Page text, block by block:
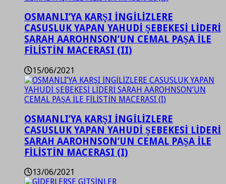
OSMANLI’YA KARŞI İNGİLİZLERE
CASUSLUK YAPAN YAHUDİ ŞEBEKESİ LİDERİ
SARAH AAROHNSON’UN CEMAL PAŞA İLE
FİLİSTİN MACERASI (II)
15/06/2021
OSMANLI’YA KARŞI İNGİLİZLERE
CASUSLUK YAPAN YAHUDİ ŞEBEKESİ LİDERİ
SARAH AAROHNSON’UN CEMAL PAŞA İLE
FİLİSTİN MACERASI (I)
13/06/2021